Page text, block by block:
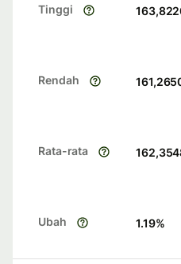
Tinggi
Rendah
Rata-rata
Ubah 1.19%